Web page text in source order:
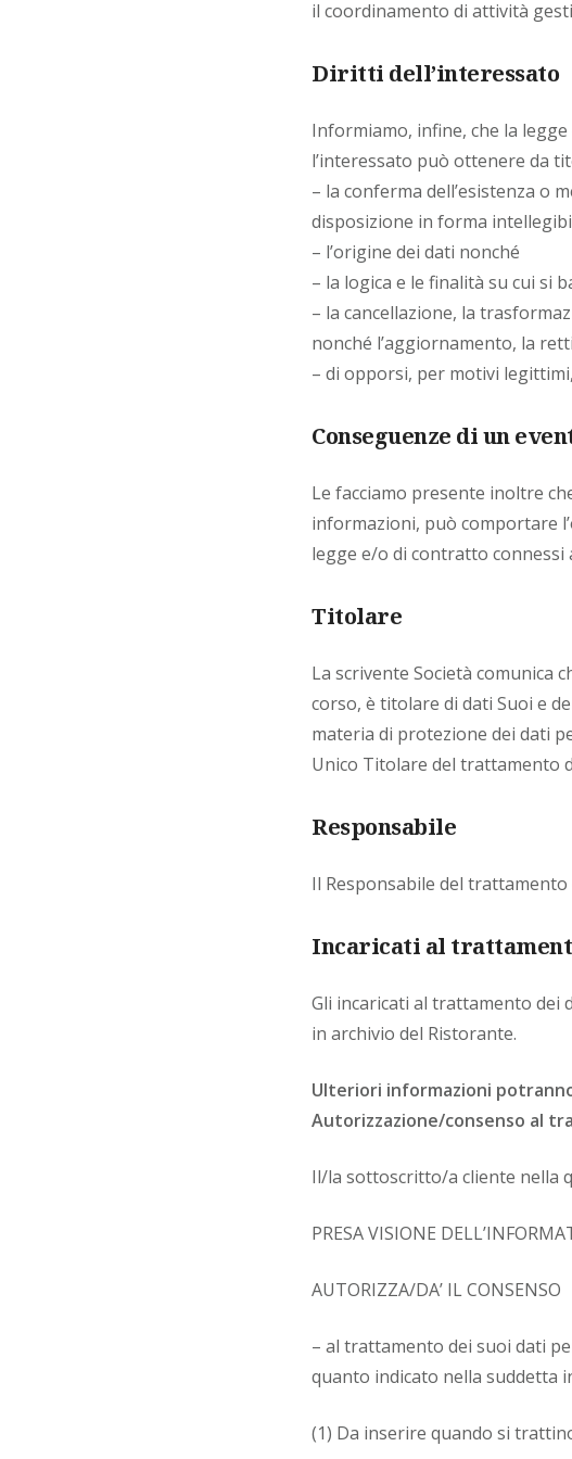
il coordinamento di attività
Diritti dell’interessato
Informiamo, infine, che la
l’interessato può ottenere da
– la conferma dell’esistenza o
disposizione in forma
– l’origine dei dati nonché
– la logica e le finalità su cui si
– la cancellazione, la
nonché l’aggiornamento, la
– di opporsi, per motivi
Conseguenze di un
Le facciamo presente inoltre
informazioni, può comportare
legge e/o di contratto
Titolare
La scrivente Società comunica
corso, è titolare di dati Suoi e
materia di protezione dei dati
Unico Titolare del trattamento
Responsabile
Il Responsabile del trattamento
Incaricati al
Gli incaricati al trattamento dei
in archivio del Ristorante.
Ulteriori informazioni
Autorizzazione/consenso al
Il/la sottoscritto/a cliente nella
PRESA VISIONE
AUTORIZZA/DA’ IL CONSENSO
– al trattamento dei suoi dati
quanto indicato nella suddetta
(1) Da inserire quando si